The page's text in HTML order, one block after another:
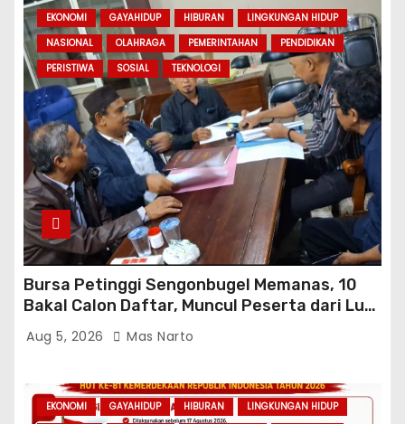
EKONOMI GAYAHIDUP HIBURAN
LINGKUNGAN HIDUP
NASIONAL
OLAHRAGA PEMERINTAHAN
PENDIDIKAN
PERISTIWA
SOSIAL TEKNOLOGI
Bursa Petinggi Sengonbugel Memanas, 10
Bakal Calon Daftar, Muncul Peserta dari Luar
Desa hingga Jakarta
Aug 5, 2026 Mas Narto
EKONOMI GAYAHIDUP HIBURAN
LINGKUNGAN HIDUP